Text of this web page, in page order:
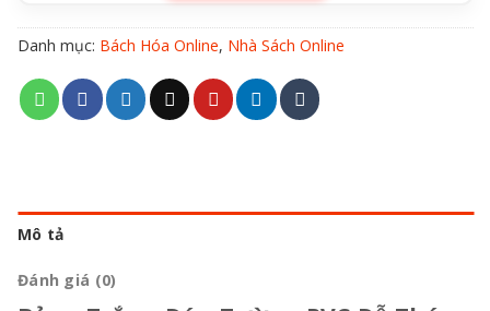
Danh mục: Bách Hóa Online, Nhà Sách Online
Mô tả
Đánh giá (0)